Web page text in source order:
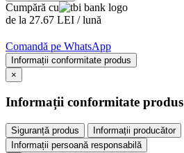
Cumpără cu
de la 27.67 LEI / lună
Comandă pe WhatsApp
Informații conformitate produs
×
Informații conformitate produs
Siguranță produs
Informații producător
Informații persoană responsabilă